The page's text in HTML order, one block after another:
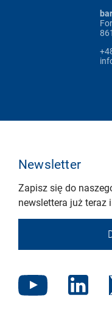
Newsletter
Zapisz się do
newslettera już teraz